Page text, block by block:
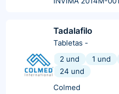
Tadalafilo
Tabletas -
2 und
1 und
24 und
Colmed